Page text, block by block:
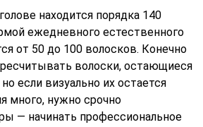
находится порядка 140
ежедневного естественного
от 50 до 100 волосков. Конечно
волоски, остающиеся
если визуально их остается
много, нужно срочно
— начинать профессиональное